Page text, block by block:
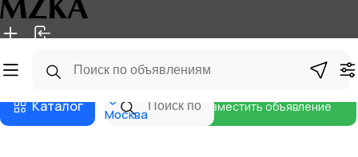
Главная Магазины
Каталог Москва
Разместить объявление